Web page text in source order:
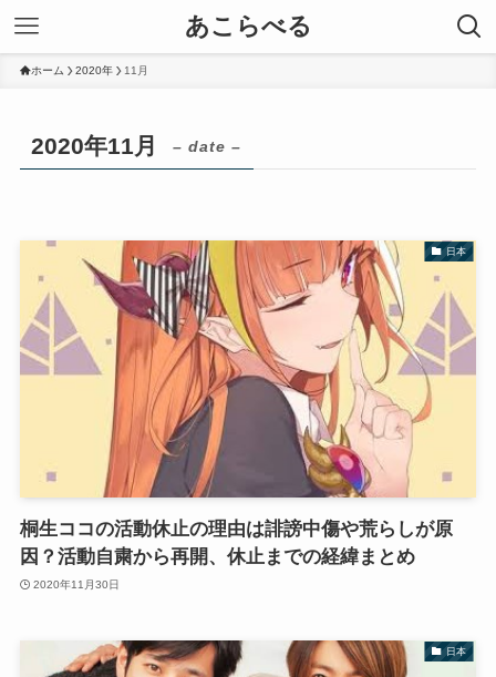
あこらべる
ホーム 2020年 11月
2020年11月 – date –
日本
桐生ココの活動休止の理由は誹謗中傷や荒らしが原
因？活動自粛から再開、休止までの経緯まとめ
2020年11月30日
日本